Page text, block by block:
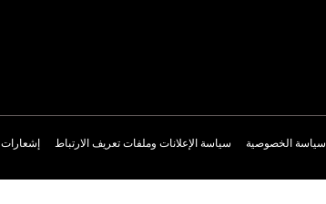
سياسة الخصوصية سياسة الإعلانات وملفات تعريف الارتباط إشعارات